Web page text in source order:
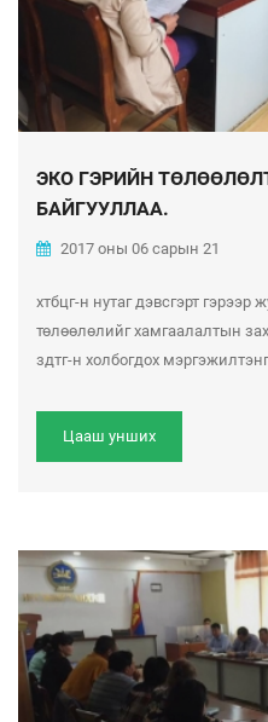
ЭКО ГЭРИЙН
БАЙГУУЛЛАА.
2017 оны 06 сарын 21
хтбцг-н нутаг дэвсгэрт гэрээр
төлөөлөлийг хамгаалалтын
здтг-н холбогдох
Цааш унших